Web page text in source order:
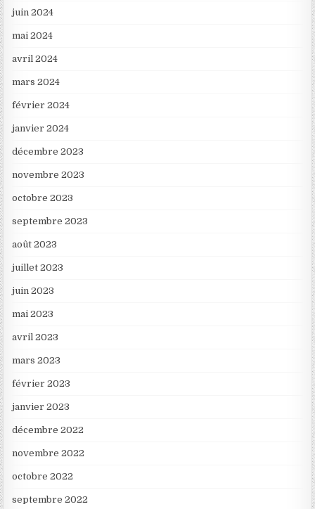
juin 2024
mai 2024
avril 2024
mars 2024
février 2024
janvier 2024
décembre 2023
novembre 2023
octobre 2023
septembre 2023
août 2023
juillet 2023
juin 2023
mai 2023
avril 2023
mars 2023
février 2023
janvier 2023
décembre 2022
novembre 2022
octobre 2022
septembre 2022